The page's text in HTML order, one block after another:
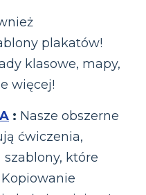
plakatów!
klasowe, mapy,
więcej!
: Nasze obszerne
ćwiczenia,
które